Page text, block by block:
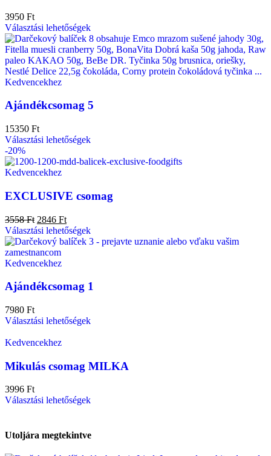
3950 Ft
Választási lehetőségek
Kedvencekhez
Ajándékcsomag 5
15350 Ft
Választási lehetőségek
-20%
Kedvencekhez
EXCLUSIVE csomag
3558Ft 2846 Ft
Választási lehetőségek
Kedvencekhez
Ajándékcsomag 1
7980 Ft
Választási lehetőségek
Kedvencekhez
Mikulás csomag MILKA
3996 Ft
Választási lehetőségek
Utoljára megtekintve